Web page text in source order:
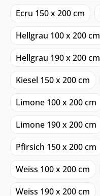
Ecru 150 x 200 cm
Hellgrau 100 x 200 cm
Hellgrau 190 x 200 cm
Kiesel 150 x 200 cm
Limone 100 x 200 cm
Limone 190 x 200 cm
Pfirsich 150 x 200 cm
Weiss 100 x 200 cm
Weiss 190 x 200 cm